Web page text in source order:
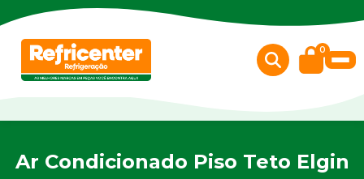
0
Ar Condicionado Piso Teto Elgin